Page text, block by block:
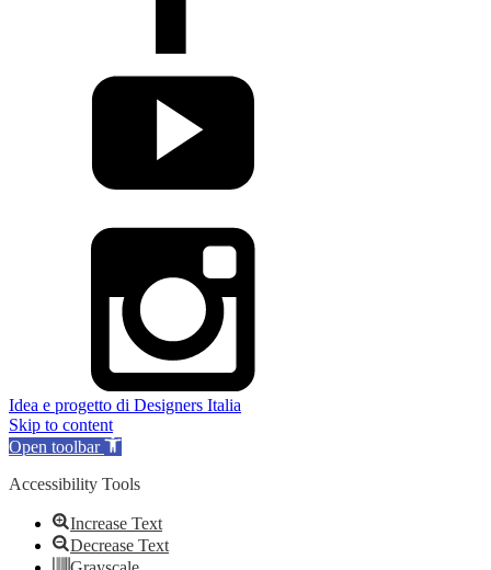
Idea e progetto di Designers Italia
Skip to content
Open toolbar
Accessibility Tools
Increase Text
Decrease Text